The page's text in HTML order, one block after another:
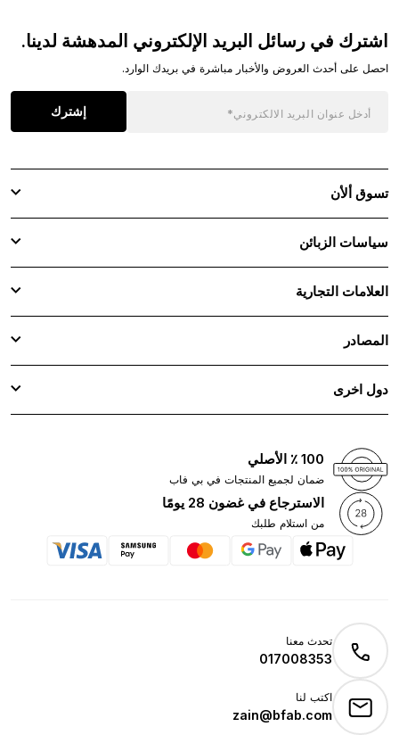
اشترك في رسائل البريد الإلكتروني المدهشة لدينا.
احصل على أحدث العروض والأخبار مباشرة في بريدك الوارد.
إشترك
تسوق ألأن
سياسات الزبائن
العلامات التجارية
المصادر
دول اخرى
100 ٪ الأصلي
ضمان لجميع المنتجات في بي فاب
الاسترجاع في غضون 28 يومًا
من استلام طلبك
تحدث معنا
017008353
اكتب لنا
zain@bfab.com